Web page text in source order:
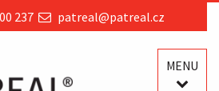
237 patreal@patreal.cz
MENU